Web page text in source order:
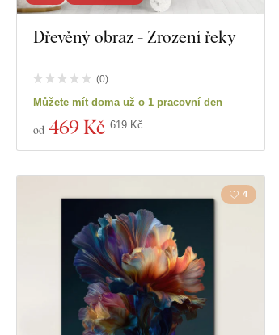
Exkluzivita
Hloubka
Dřevěný obraz - Zrození řeky
(0)
Můžete mít doma už o 1 pracovní den
od 469 Kč 619 Kč
4